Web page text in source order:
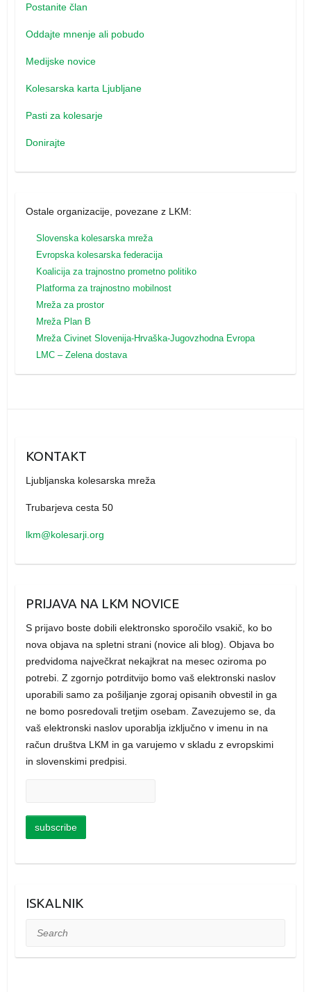
Postanite član
Oddajte mnenje ali pobudo
Medijske novice
Kolesarska karta Ljubljane
Pasti za kolesarje
Donirajte
Ostale organizacije, povezane z LKM:
Slovenska kolesarska mreža
Evropska kolesarska federacija
Koalicija za trajnostno prometno politiko
Platforma za trajnostno mobilnost
Mreža za prostor
Mreža Plan B
MrežaCivinet Slovenija-Hrvaška-Jugovzhodna Evropa
LMC – Zelena dostava
KONTAKT
Ljubljanska kolesarska mreža
Trubarjeva cesta 50
lkm@kolesarji.org
PRIJAVA NA LKM NOVICE
S prijavo boste dobili elektronsko sporočilo vsakič, ko bo
nova objava na spletni strani (novice ali blog). Objava bo
predvidoma največkrat nekajkrat na mesec oziroma po
potrebi. Z zgornjo potrditvijo bomo vaš elektronski naslov
uporabili samo za pošiljanje zgoraj opisanih obvestil in ga
ne bomo posredovali tretjim osebam. Zavezujemo se, da
vaš elektronski naslov uporablja izključno v imenu in na
račun društva LKM in ga varujemo v skladu z evropskimi
in slovenskimi predpisi.
ISKALNIK
Search